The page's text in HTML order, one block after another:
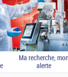
Ma recherche, mon
alerte